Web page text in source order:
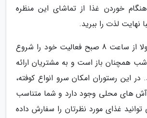
خوردن غذا از تماشای این منظره
نهایت لذت را ببرید.
این رستوران معمولا از ساعت 8 صبح فعالیت خود را شروع
می نماید و تا 9 شب همچنان باز است و به مشتریان ارائه
این رستوران امکان سرو انواع کوفته،
های محلی وجود دارد و شما متناسب
غذای مورد نظرتان را سفارش داده